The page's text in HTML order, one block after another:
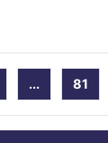
... 81